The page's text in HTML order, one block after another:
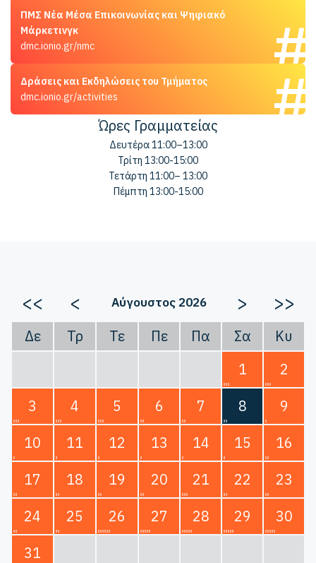
ΠΜΣ Νέα Μέσα Επικοινωνίας και Ψηφιακό
Μάρκετινγκ
dmc.ionio.gr/nmc
Δράσεις και Εκδηλώσεις του Τμήματος
dmc.ionio.gr/activities
Ώρες Γραμματείας
Δευτέρα 11:00–13:00
Τρίτη 13:00-15:00
Τετάρτη 11:00– 13:00
Πέμπτη 13:00-15:00
<< < Αύγουστος 2026 > >>
Δε Τρ Τε Πε Πα Σα
Κυ
1
2
3
4 5 6 7 8
9
10
11 12 13 14 15
16
17
18 19 20 21 22
23
24
25 26 27 28 29
30
31